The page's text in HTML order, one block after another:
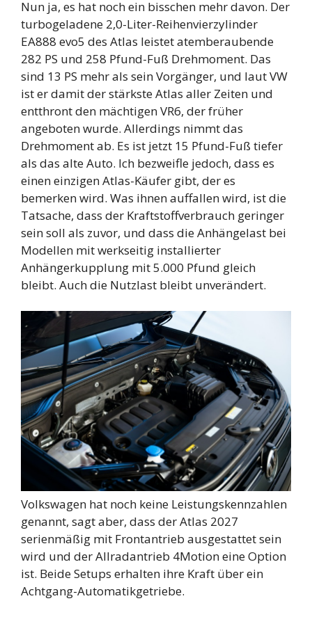
Nun ja, es hat noch ein bisschen mehr davon. Der
turbogeladene 2,0-Liter-Reihenvierzylinder
EA888 evo5 des Atlas leistet atemberaubende
282 PS und 258 Pfund-Fuß Drehmoment. Das
sind 13 PS mehr als sein Vorgänger, und laut VW
ist er damit der stärkste Atlas aller Zeiten und
entthront den mächtigen VR6, der früher
angeboten wurde. Allerdings nimmt das
Drehmoment ab. Es ist jetzt 15 Pfund-Fuß tiefer
als das alte Auto. Ich bezweifle jedoch, dass es
einen einzigen Atlas-Käufer gibt, der es
bemerken wird. Was ihnen auffallen wird, ist die
Tatsache, dass der Kraftstoffverbrauch geringer
sein soll als zuvor, und dass die Anhängelast bei
Modellen mit werkseitig installierter
Anhängerkupplung mit 5.000 Pfund gleich
bleibt. Auch die Nutzlast bleibt unverändert.
Volkswagen hat noch keine Leistungskennzahlen
genannt, sagt aber, dass der Atlas 2027
serienmäßig mit Frontantrieb ausgestattet sein
wird und der Allradantrieb 4Motion eine Option
ist. Beide Setups erhalten ihre Kraft über ein
Achtgang-Automatikgetriebe.